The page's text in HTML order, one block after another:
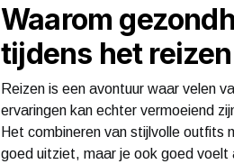
Waarom
tijdens het reizen
Reizen is een avontuur waar velen
ervaringen kan echter vermoeiend
Het combineren van stijlvolle outfits
goed uitziet, maar je ook goed voelt